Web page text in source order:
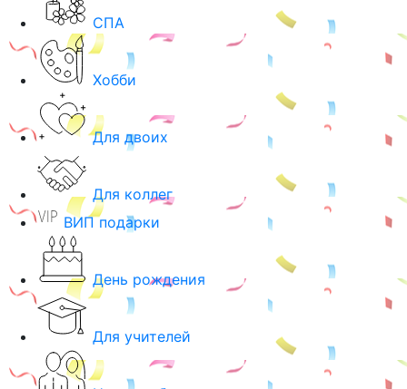
СПА
Хобби
Для двоих
Для коллег
ВИП подарки
День рождения
Для учителей